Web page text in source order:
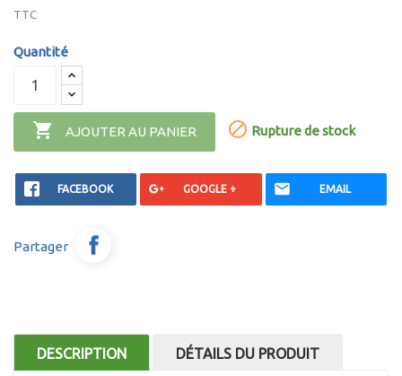
TTC
Quantité
 AJOUTER AU PANIER  Rupture de stock
FACEBOOK GOOGLE + EMAIL
Partager
DESCRIPTION DÉTAILS DU PRODUIT